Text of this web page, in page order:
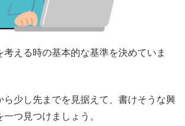
考える時の基本的な基準を決めていま
ら少し先までを見据えて、書けそうな興
つ見つけましょう。